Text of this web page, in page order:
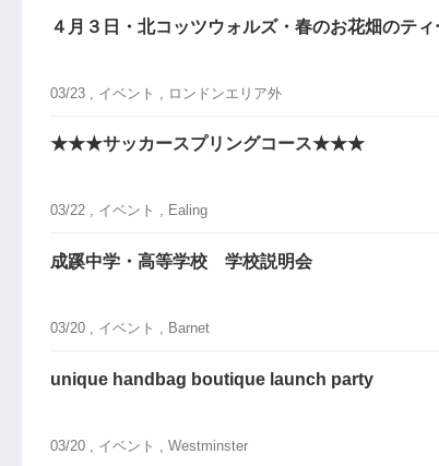
４月３日・北コッツウォルズ・春のお花畑のテ
03/23 , イベント , ロンドンエリア外
★★★サッカースプリングコース★★★
03/22 , イベント , Ealing
成蹊中学・高等学校 学校説明会
03/20 , イベント , Barnet
unique handbag boutique launch party
03/20 , イベント , Westminster